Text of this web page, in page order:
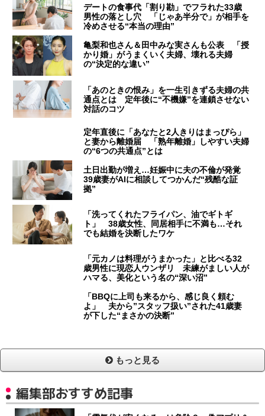
デートの食事代「割り勘」でフラれた33歳
男性の落とし穴 「じゃあ半分で」が相手を
冷めさせる“本当の理由”
亀梨和也さん＆田中みな実さんも公表 「授
かり婚」がうまくいく夫婦、壊れる夫婦
の“決定的な違い”
「あのときの恨み」を一生引きずる夫婦の共
通点とは 定年後に“不機嫌”を連鎖させない
対話のコツ
定年直後に「あなたと2人きりはまっぴら」
と妻から離婚届 「熟年離婚」しやすい夫婦
の“6つの共通点”とは
土日出勤が増え…妊娠中に夫の不倫が発覚
39歳妻がAIに相談してつかんだ“残酷な証
拠”
「洗ってくれたフライパン、油でギトギ
ト」 38歳女性、同居相手に不満も…それ
でも結婚を決断したワケ
「元カノは料理がうまかった」と比べる32
歳男性に現恋人ウンザリ 未練がましい人が
ハマる、美化という名の“深い沼”
「BBQに上司も来るから、感じ良く頼む
よ」 夫から”スタッフ扱い”された41歳妻
が下した“まさかの決断”
もっと見る
編集部おすすめ記事